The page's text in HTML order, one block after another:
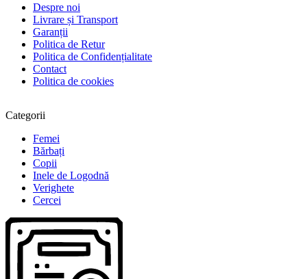
Despre noi
Livrare și Transport
Garanții
Politica de Retur
Politica de Confidențialitate
Contact
Politica de cookies
Categorii
Femei
Bărbați
Copii
Inele de Logodnă
Verighete
Cercei